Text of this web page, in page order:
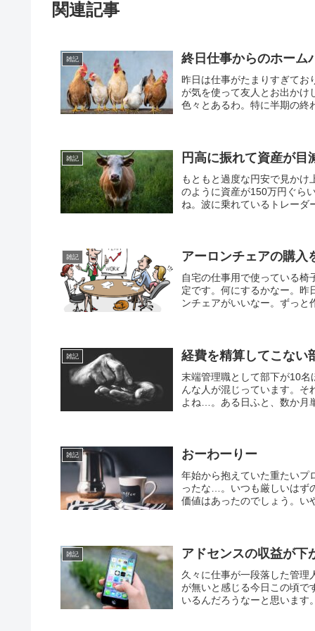
関連記事
雑記 終日仕事からのホーム
昨日は仕事がたまりすぎてお
が気を使って友人とお出か
色々とあるわ。特に半期の終
雑記 円高に振れて資産が目
もともと過度な円安で見か
のように資産が150万円ぐら
ね。波に乗れているトレーダ
雑記 アーロンチェアの購入
自宅の仕事用で使っている
定です。何にするかなー。昨
ンチェアがいいなー。ずっ
雑記 経費を精算してこない
末端管理職として部下が10
んな人が混じっています。
よね…。ある日ふと、数か月
雑記 おーわーりー
年始から抱えていた重たいプ
ったな…。いつも厳しいはず
価値はあったのでしょう。い
雑記 アドセンスの収益が下
久々に仕事が一段落した管
が無いと感じる今日この頃で
いるんだろうなーと思います